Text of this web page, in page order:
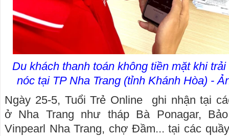
Du khách thanh toán không tiền mặt khi
nóc tại TP Nha Trang (tỉnh Khánh Hòa) -
Ngày 25-5, Tuổi Trẻ Online ghi nhận tại
ở Nha Trang như tháp Bà Ponagar,
Vinpearl Nha Trang, chợ Đầm... tại các